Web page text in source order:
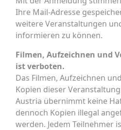
Ihre Mail-Adresse
weitere Veranstaltungen
informieren zu können.
Filmen, Aufzeichnen und
ist verboten.
Das Filmen, Aufzeichnen
Kopien dieser
Austria übernimmt keine
dennoch Kopien illegal
werden. Jedem Teilnehmer